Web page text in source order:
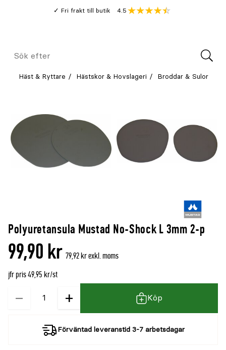
Fri frakt till butik
Genomsnitt
4.5
Meny
Sök
Häst & Ryttare Hästskor & Hovslageri Broddar & Sulor
Polyuretansula Mustad No-Shock L 3mm 2-p
99,90 kr 79,92 kr exkl. moms
jfr pris 49,95 kr/st
−
Kvantitet + Köp
Förväntad leveranstid 3-7 arbetsdagar